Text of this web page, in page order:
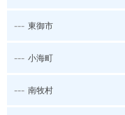
--- 東御市
--- 小海町
--- 南牧村